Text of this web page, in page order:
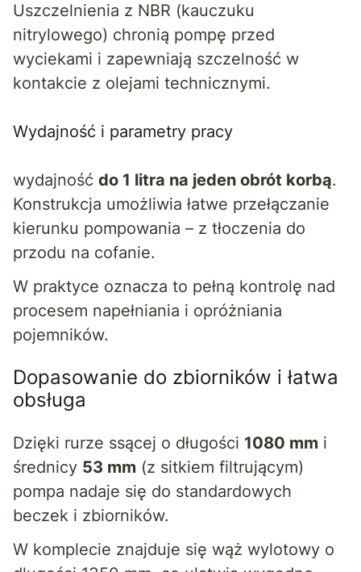
Uszczelnienia z NBR (kauczuku
nitrylowego) chronią pompę przed
wyciekami i zapewniają szczelność w
kontakcie z olejami technicznymi.
Wydajność i parametry pracy
wydajność do 1 litra na jeden obrót korbą.
Konstrukcja umożliwia łatwe przełączanie
kierunku pompowania – z tłoczenia do
przodu na cofanie.
W praktyce oznacza to pełną kontrolę nad
procesem napełniania i opróżniania
pojemników.
Dopasowanie do zbiorników i łatwa
obsługa
Dzięki rurze ssącej o długości 1080 mm i
średnicy 53 mm (z sitkiem filtrującym)
pompa nadaje się do standardowych
beczek i zbiorników.
W komplecie znajduje się wąż wylotowy o